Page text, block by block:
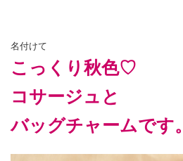
名付けて
こっくり秋色♡
コサージュと
バッグチャームです。